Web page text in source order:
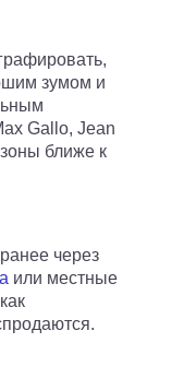
зумом и
Gallo, Jean
ближе к
через
или местные